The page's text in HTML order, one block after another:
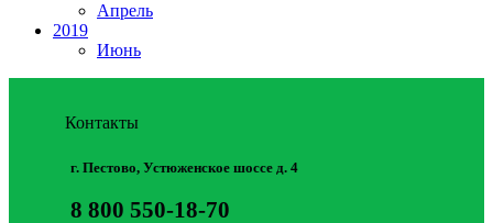
Апрель
2019
Июнь
Контакты
г. Пестово, Устюженское шоссе д. 4
8 800 550-18-70